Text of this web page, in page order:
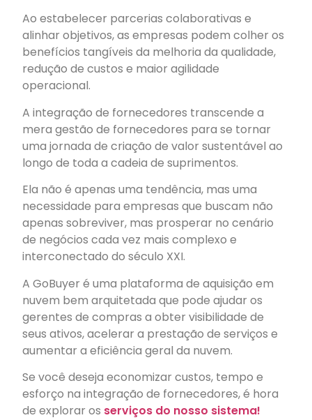
Ao estabelecer parcerias colaborativas e
alinhar objetivos, as empresas podem colher os
benefícios tangíveis da melhoria da qualidade,
redução de custos e maior agilidade
operacional.
A integração de fornecedores transcende a
mera gestão de fornecedores para se tornar
uma jornada de criação de valor sustentável ao
longo de toda a cadeia de suprimentos.
Ela não é apenas uma tendência, mas uma
necessidade para empresas que buscam não
apenas sobreviver, mas prosperar no cenário
de negócios cada vez mais complexo e
interconectado do século XXI.
A GoBuyer é uma plataforma de aquisição em
nuvem bem arquitetada que pode ajudar os
gerentes de compras a obter visibilidade de
seus ativos, acelerar a prestação de serviços e
aumentar a eficiência geral da nuvem.
Se você deseja economizar custos, tempo e
esforço na integração de fornecedores, é hora
de explorar os serviços do nosso sistema!